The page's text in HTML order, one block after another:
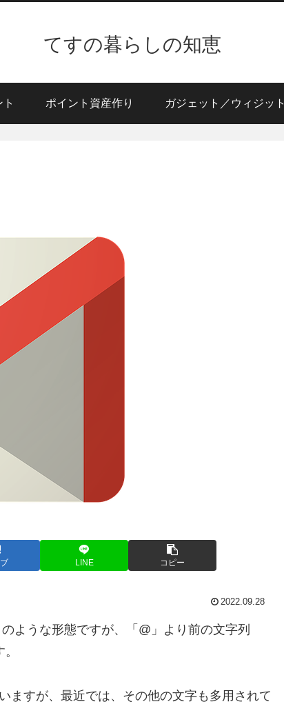
てすの暮らしの知恵
ポイント資産作り ガジェット／ウィジット
LINE コピー
2022.09.28
ような形態ですが、「@」より前の文字列
ますが、最近では、その他の文字も多用されて